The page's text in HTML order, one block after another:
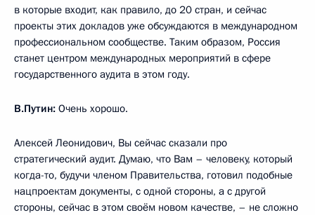
в которые входит, как правило, до 20 стран, и сейчас
проекты этих докладов уже обсуждаются в международном
профессиональном сообществе. Таким образом, Россия
станет центром международных мероприятий в сфере
государственного аудита в этом году.
В.Путин: Очень хорошо.
Алексей Леонидович, Вы сейчас сказали про
стратегический аудит. Думаю, что Вам – человеку, который
когда-то, будучи членом Правительства, готовил подобные
нацпроектам документы, с одной стороны, а с другой
стороны, сейчас в этом своём новом качестве, – не сложно